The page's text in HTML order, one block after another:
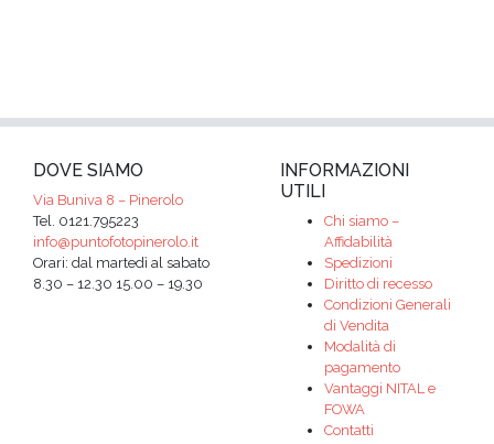
DOVE SIAMO
Via Buniva 8 – Pinerolo
Tel. 0121.795223
info@puntofotopinerolo.it
Orari: dal martedì al sabato
8.30 – 12.30 15.00 – 19.30
INFORMAZIONI
UTILI
Chi siamo –
Affidabilità
Spedizioni
Diritto di recesso
Condizioni Generali
di Vendita
Modalità di
pagamento
Vantaggi NITAL e
FOWA
Contatti